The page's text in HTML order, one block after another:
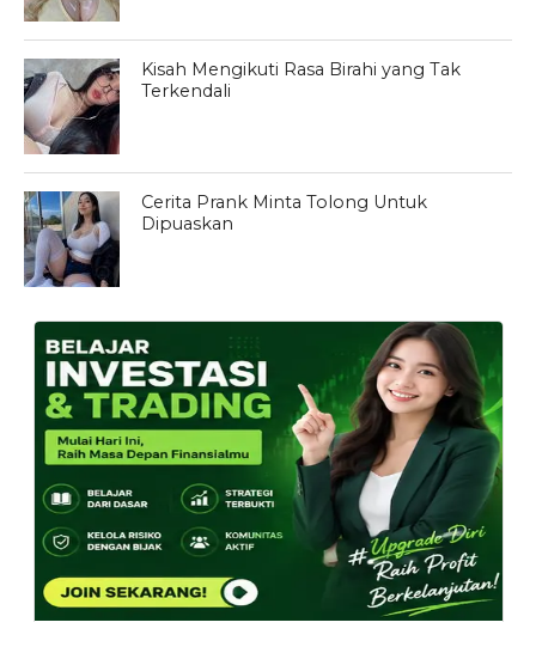
Kisah Mengikuti Rasa Birahi yang Tak
Terkendali
Cerita Prank Minta Tolong Untuk
Dipuaskan